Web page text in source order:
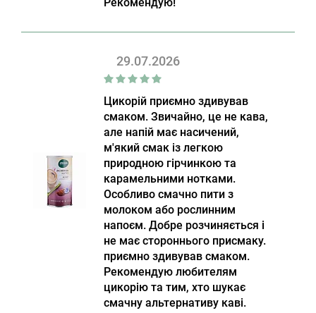
29.07.2026
Цикорій приємно здивував
смаком. Звичайно, це не кава,
але напій має насичений,
м'який смак із легкою
природною гірчинкою та
карамельними нотками.
Особливо смачно пити з
молоком або рослинним
напоєм. Добре розчиняється і
не має стороннього присмаку.
приємно здивував смаком.
Рекомендую любителям
цикорію та тим, хто шукає
смачну альтернативу каві.